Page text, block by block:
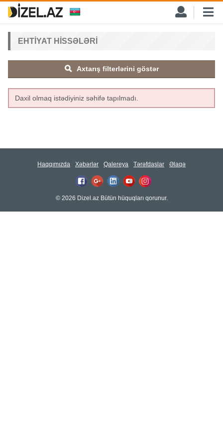
EHTIYAT HISSƏLƏRI
Axtarış filterlərini göstər
Daxil olmaq istədiyiniz səhifə tapılmadı.
Haqqımızda Xəbərlər Qalereya Tərəfdaşlar Əlaqə
© 2026 Dizel.az Bütün hüquqları qorunur.